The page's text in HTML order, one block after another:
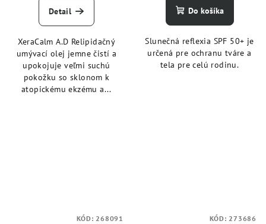
Detail
XeraCalm A.D Relipidačný
umývací olej jemne čistí a
upokojuje veľmi suchú
pokožku so sklonom k
atopickému ekzému a...
Do košíka
Slunečná reflexia SPF 50+ je
určená pre ochranu tváre a
tela pre celú rodinu.
KÓD: 268091 KÓD: 273686